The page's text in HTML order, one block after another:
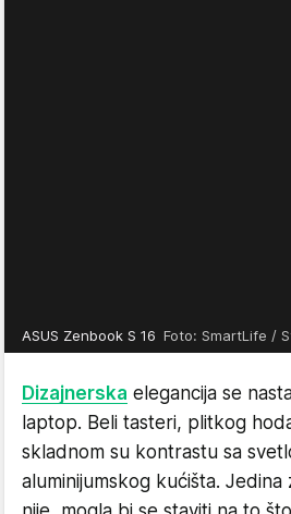
ASUS Zenbook S 16 Foto: SmartLife /
Dizajnerska elegancija se
laptop. Beli tasteri, plitkog
skladnom su kontrastu sa
aluminijumskog kućišta.